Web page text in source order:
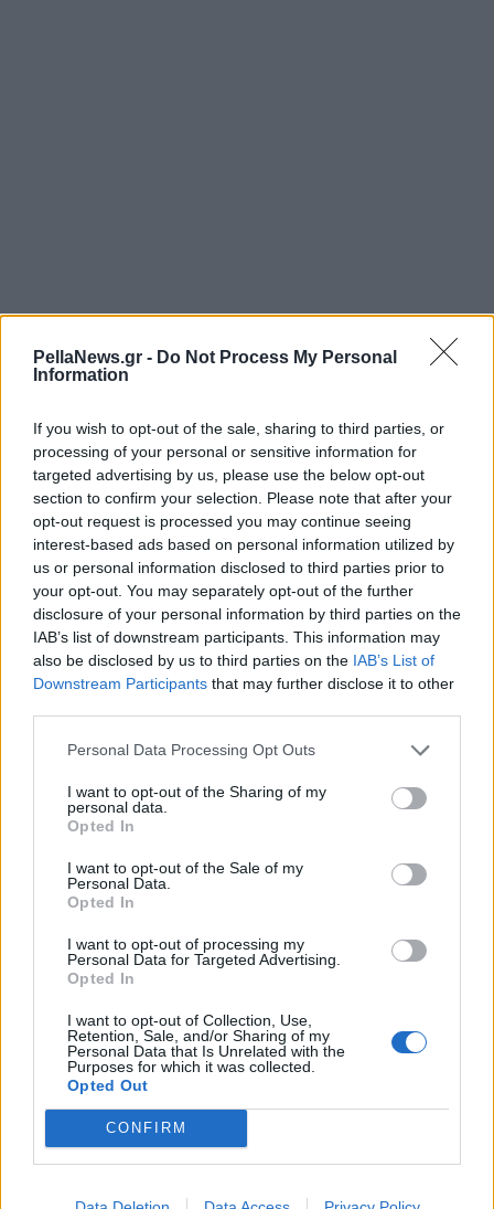
PellaNews.gr - Do Not Process My Personal
Information
If you wish to opt-out of the sale, sharing to third parties, or
processing of your personal or sensitive information for
targeted advertising by us, please use the below opt-out
section to confirm your selection. Please note that after your
opt-out request is processed you may continue seeing
interest-based ads based on personal information utilized by
us or personal information disclosed to third parties prior to
your opt-out. You may separately opt-out of the further
disclosure of your personal information by third parties on the
IAB’s list of downstream participants. This information may
also be disclosed by us to third parties on the IAB’s List of
Downstream Participants that may further disclose it to other
Personal Data Processing Opt Outs
I want to opt-out of the Sharing of my
personal data.
Opted In
I want to opt-out of the Sale of my
Personal Data.
Opted In
I want to opt-out of processing my
Personal Data for Targeted Advertising.
Opted In
I want to opt-out of Collection, Use,
Retention, Sale, and/or Sharing of my
Personal Data that Is Unrelated with the
Purposes for which it was collected.
Opted Out
CONFIRM